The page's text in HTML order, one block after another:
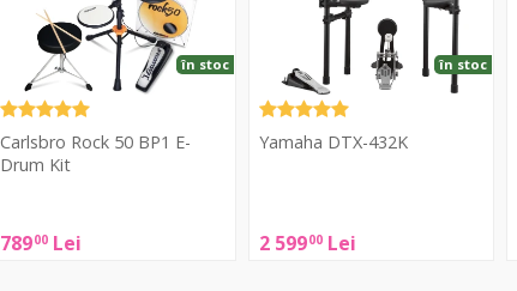
Drum
Carlsbro Rock 50 BP1 E-
Drum Kit
78900 Lei
în stoc
Rock
Yamaha DTX-432K
2 59900 Lei
în stoc
432K